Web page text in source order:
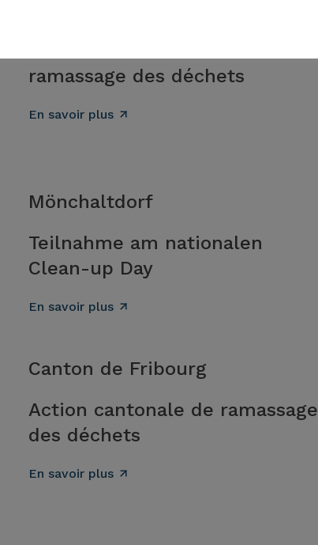
ramassage des déchets
En savoir plus
Mönchaltdorf
Teilnahme am nationalen
Clean-up Day
En savoir plus
Canton de Fribourg
Action cantonale de ramassage
des déchets
En savoir plus